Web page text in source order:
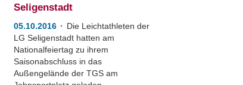
Seligenstadt
05.10.2016
Die Leichtathleten der
LG Seligenstadt hatten am
Nationalfeiertag zu ihrem
Saisonabschluss in das
Außengelände der TGS am